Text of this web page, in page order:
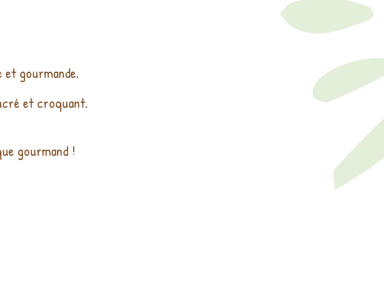
gourmande.
et croquant.
gourmand !